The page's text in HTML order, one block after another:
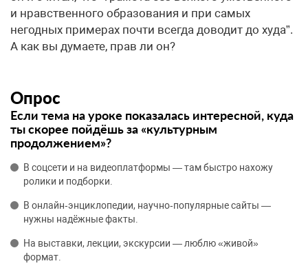
и нравственного образования и при самых
негодных примерах почти всегда доводит до худа”.
А как вы думаете, прав ли он?
Опрос
Если тема на уроке показалась интересной, куда
ты скорее пойдёшь за «культурным
продолжением»?
В соцсети и на видеоплатформы — там быстро нахожу
ролики и подборки.
В онлайн‑энциклопедии, научно‑популярные сайты —
нужны надёжные факты.
На выставки, лекции, экскурсии — люблю «живой»
формат.